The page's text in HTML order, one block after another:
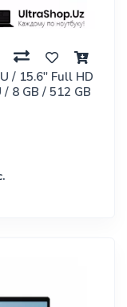
/ 15.6" Full HD
8 GB / 512 GB